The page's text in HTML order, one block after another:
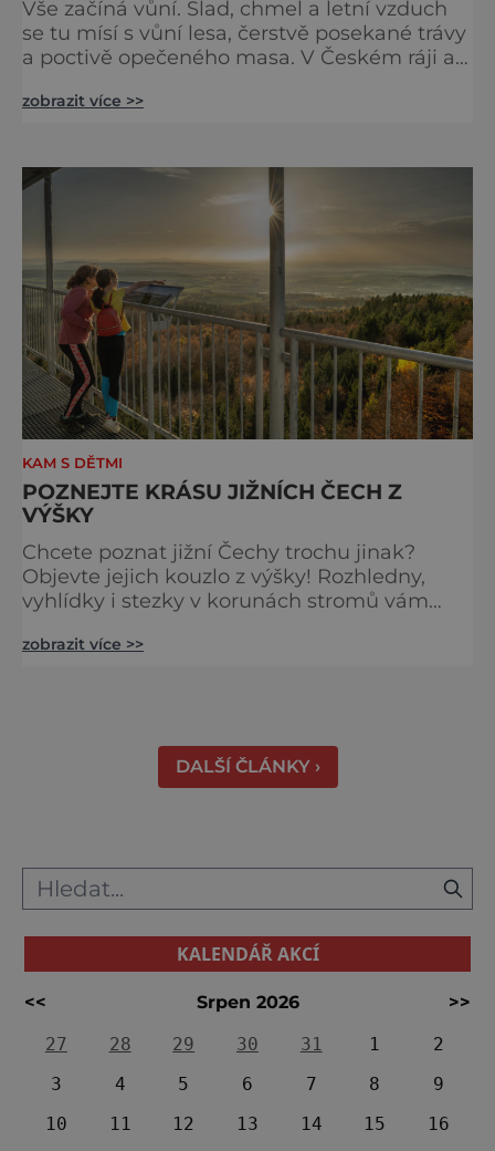
Vše začíná vůní. Slad, chmel a letní vzduch
se tu mísí s vůní lesa, čerstvě posekané trávy
a poctivě opečeného masa. V Českém ráji a
doušky – a ty tady tečou proudem. Není to
ví, že k dokonalému dni patří nejen výhled,
zobrazit více >>
KAM S DĚTMI
POZNEJTE KRÁSU JIŽNÍCH ČECH Z
VÝŠKY
Chcete poznat jižní Čechy trochu jinak?
Objevte jejich kouzlo z výšky! Rozhledny,
vyhlídky i stezky v korunách stromů vám
města i Alpy v dálce. Ptačí pozorovatelna
zobrazit více >>
DALŠÍ ČLÁNKY ›
KALENDÁŘ AKCÍ
<< Srpen 2026
>>
27
28 29 30 31 1
2
3
4 5 6 7 8
9
10
11 12 13 14 15
16